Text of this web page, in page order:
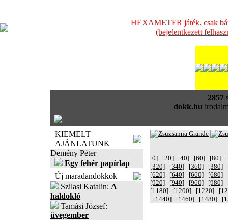
HEXAMETER játék, csak
(bejelentkezett
2857
dokk.hu
KIEMELT
AJÁNLATUNK
Demény Péter
Egy fehér papírlap
Új maradandokkok
Szilasi Katalin: A
haldokló
Tamási József:
üvegember
[0] [20] [40] [60] [80]
[320]
[340] [360] [380]
[620]
[640] [660] [680]
[920]
[940] [960] [980]
[1180]
[1200] [1220]
[1440]
[1460] [1480]